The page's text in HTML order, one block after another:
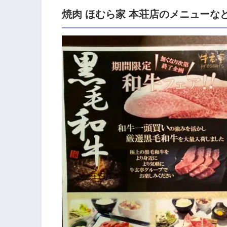
焼肉 ほむら家 本荘店のメニューな